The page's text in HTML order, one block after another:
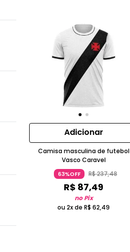
Adicionar
Camisa masculina de futebol
Vasco Caravel
63%OFF R$237,48
R$ 87,49
no Pix
ou 2x deR$ 62,49